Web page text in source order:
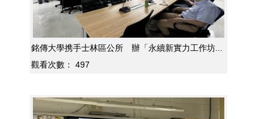
銘傳大學携手士林區公所 辦「永續新實力工作坊...
觀看次數：
497